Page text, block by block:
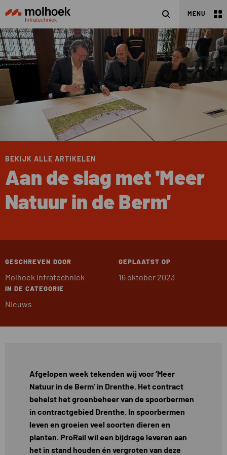
ZoekenMENU
BEKIJK ALLE ARTIKELEN
Aan de slag met 'Meer
Natuur in de Berm'
GESCHREVEN DOOR
Molhoek Infratechniek
GEPLAATST OP
16 oktober 2023
IN DE CATEGORIE
Nieuws
Afgelopen week tekenden wij voor ‘Meer
Natuur in de Berm’ in Drenthe. Het contract
behelst het groenbeheer van de spoorbermen
in contractgebied Drenthe. In spoorbermen
leven en groeien veel soorten dieren en
planten. ProRail wil een bijdrage leveren aan
het in stand houden én vergroten van deze